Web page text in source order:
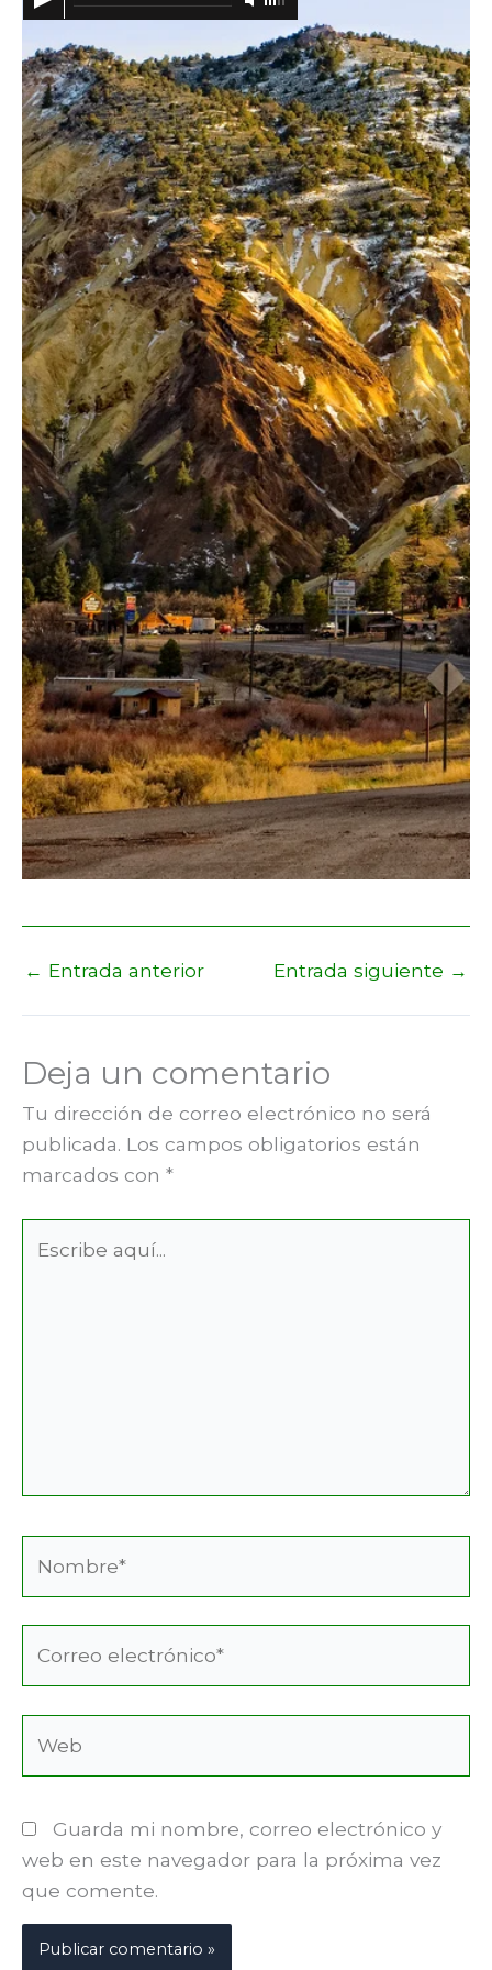
← Entrada anterior Entrada siguiente →
Deja un comentario
Tu dirección de correo electrónico no será
publicada. Los campos obligatorios están
marcados con *
aquí...
electrónico*
Guarda mi nombre, correo electrónico y
web en este navegador para la próxima vez
que comente.